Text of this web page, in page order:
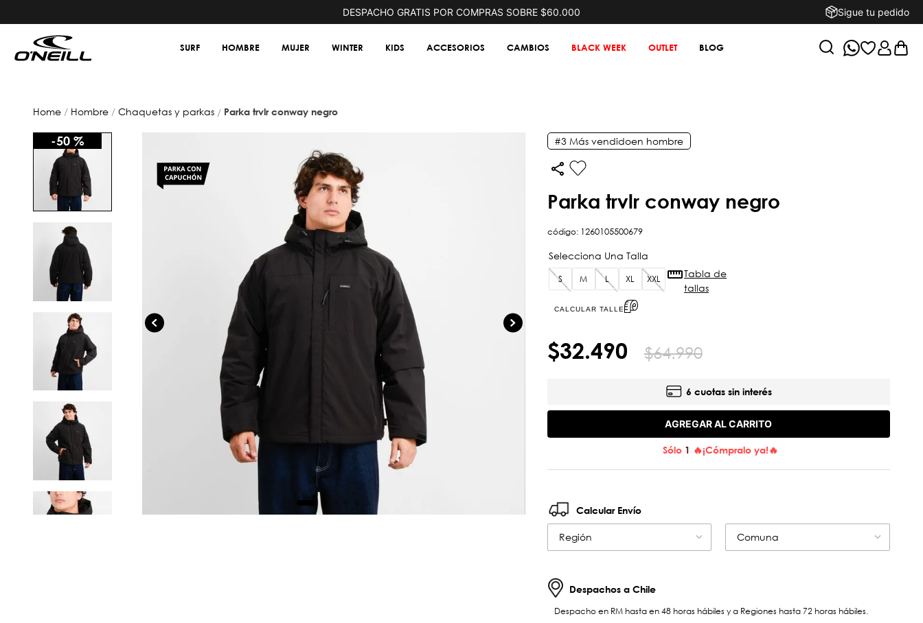
DESPACHO GRATIS POR COMPRAS SOBRE $60.000 Sigue tu pedido
SURF HOMBRE MUJER WINTER KIDS ACCESORIOS CAMBIOS BLACK WEEK OUTLET BLOG
hombre chaquetas y parkas parka trvlr conway negro
-50 % #3 Más vendidoen hombre
parka trvlr conway negro
código: 1260105500679
S M L XL XXL
CALCULAR TALLE
Tabla de
tallas
$32.490 $64.990
6 cuotas sin interés
AGREGAR AL CARRITO
Sólo 1 🔥¡Cómpralo ya!🔥
Calcular Envío
Región Comuna
Despachos a Chile
Despacho en RM hasta en 48 horas hábiles y a Regiones hasta 72 horas hábiles.